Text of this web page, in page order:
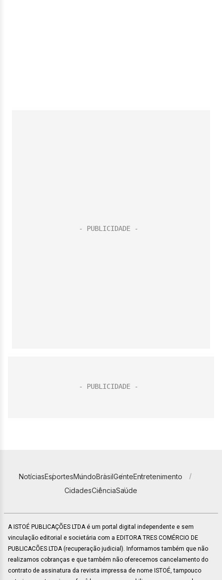
NotíciasEsportesMundoBrasilGenteEntretenimento
CidadesCiênciaSaúde
A ISTOÉ PUBLICAÇÕES LTDA é um portal digital independente e sem
vinculação editorial e societária com a EDITORA TRES COMÉRCIO DE
PUBLICACÕES LTDA (recuperação judicial). Informamos também que não
realizamos cobranças e que também não oferecemos cancelamento do
contrato de assinatura da revista impressa de nome ISTOÉ, tampouco